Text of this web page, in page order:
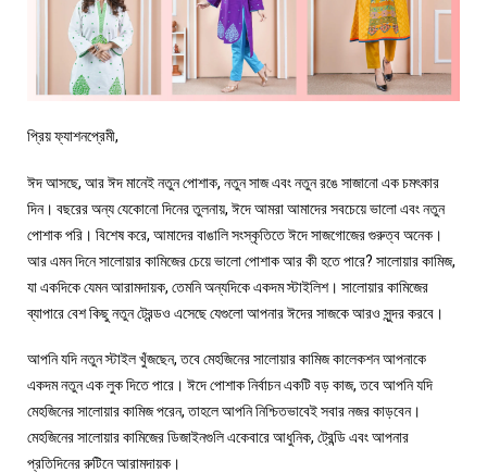
প্রিয় ফ্যাশনপ্রেমী,
ঈদ আসছে, আর ঈদ মানেই নতুন পোশাক, নতুন সাজ এবং নতুন রঙে সাজানো এক চমৎকার
দিন। বছরের অন্য যেকোনো দিনের তুলনায়, ঈদে আমরা আমাদের সবচেয়ে ভালো এবং নতুন
পোশাক পরি। বিশেষ করে, আমাদের বাঙালি সংস্কৃতিতে ঈদে সাজগোজের গুরুত্ব অনেক।
আর এমন দিনে সালোয়ার কামিজের চেয়ে ভালো পোশাক আর কী হতে পারে? সালোয়ার কামিজ,
যা একদিকে যেমন আরামদায়ক, তেমনি অন্যদিকে একদম স্টাইলিশ। সালোয়ার কামিজের
ব্যাপারে বেশ কিছু নতুন ট্রেন্ডও এসেছে যেগুলো আপনার ঈদের সাজকে আরও সুন্দর করবে।
আপনি যদি নতুন স্টাইল খুঁজছেন, তবে মেহজিনের সালোয়ার কামিজ কালেকশন আপনাকে
একদম নতুন এক লুক দিতে পারে। ঈদে পোশাক নির্বাচন একটি বড় কাজ, তবে আপনি যদি
মেহজিনের সালোয়ার কামিজ পরেন, তাহলে আপনি নিশ্চিতভাবেই সবার নজর কাড়বেন।
মেহজিনের সালোয়ার কামিজের ডিজাইনগুলি একেবারে আধুনিক, ট্রেন্ডি এবং আপনার
প্রতিদিনের রুটিনে আরামদায়ক।